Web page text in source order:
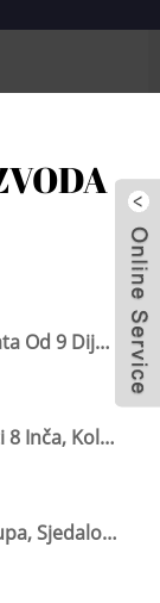
Torba Za Profesionalni Set Vrtnog Alata Od 9 Dijelova
Spiralno Sidro Za Tlo Visoke Nosivosti 8 Inča, Kolac Za Vezivanje Pasa
Sklopiva Vrtna Stolica Za Klečanje, Klupa, Sjedalo, Stolac Za Klečanje S Ručkama